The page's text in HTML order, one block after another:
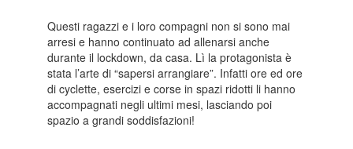
Questi ragazzi e i loro compagni non si sono mai
arresi e hanno continuato ad allenarsi anche
durante il lockdown, da casa. Lì la protagonista è
stata l’arte di “sapersi arrangiare”. Infatti ore ed ore
di cyclette, esercizi e corse in spazi ridotti li hanno
accompagnati negli ultimi mesi, lasciando poi
spazio a grandi soddisfazioni!